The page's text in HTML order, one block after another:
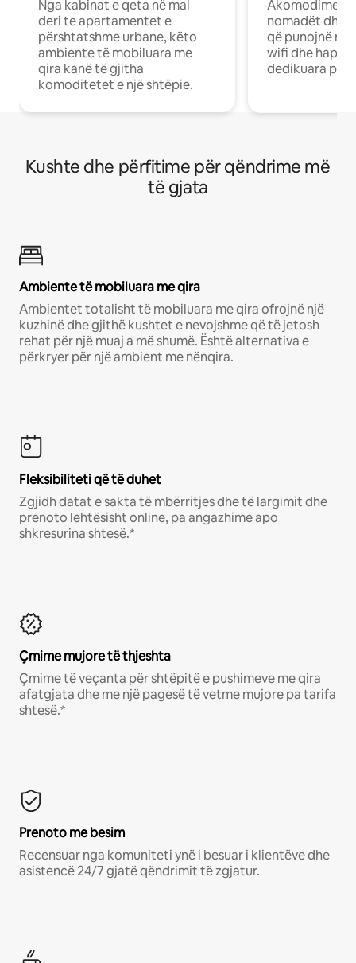
Nga kabinat e qeta në mal
deri te apartamentet e
përshtatshme urbane, këto
ambiente të mobiluara me
qira kanë të gjitha
komoditetet e një shtëpie.
Akomodime
nomadët dhe
që punojnë në
wifi dhe
dedikuara
Kushte dhe përfitime për qëndrime më
të gjata
Ambiente të mobiluara me qira
Ambientet totalisht të mobiluara me qira ofrojnë një
kuzhinë dhe gjithë kushtet e nevojshme që të jetosh
rehat për një muaj a më shumë. Është alternativa e
përkryer për një ambient me nënqira.
Fleksibiliteti që të duhet
Zgjidh datat e sakta të mbërritjes dhe të largimit dhe
prenoto lehtësisht online, pa angazhime apo
shkresurina shtesë.*
Çmime mujore të thjeshta
Çmime të veçanta për shtëpitë e pushimeve me qira
afatgjata dhe me një pagesë të vetme mujore pa tarifa
shtesë.*
Prenoto me besim
Recensuar nga komuniteti ynë i besuar i klientëve dhe
asistencë 24/7 gjatë qëndrimit të zgjatur.